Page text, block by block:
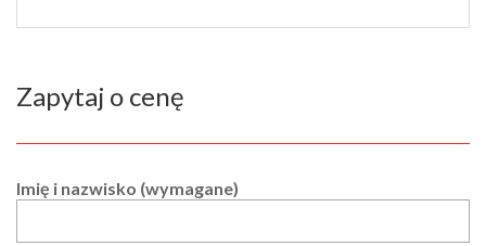
Zapytaj o cenę
Imię i nazwisko (wymagane)